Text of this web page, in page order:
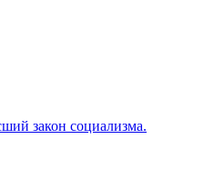
закон социализма.